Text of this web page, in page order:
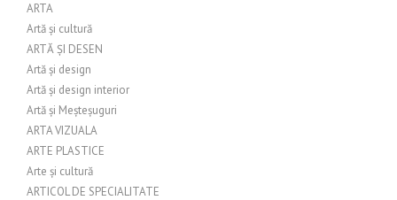
ARTA
Artă și cultură
ARTĂ ȘI DESEN
Artă și design
Artă și design interior
Artă și Meșteșuguri
ARTA VIZUALA
ARTE PLASTICE
Arte și cultură
ARTICOL DE SPECIALITATE